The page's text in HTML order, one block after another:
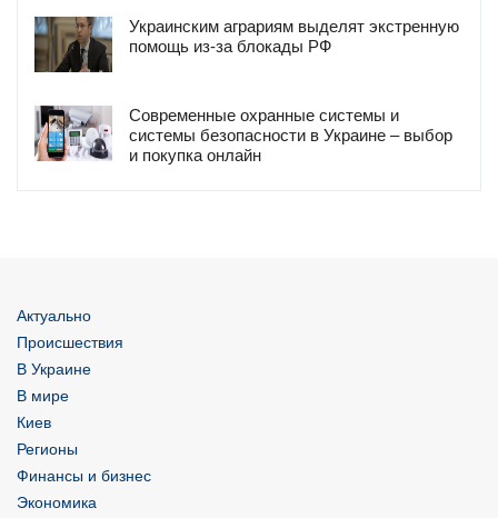
Украинским аграриям выделят экстренную
помощь из-за блокады РФ
Современные охранные системы и
системы безопасности в Украине – выбор
и покупка онлайн
Актуально
Происшествия
В Украине
В мире
Киев
Регионы
Финансы и бизнес
Экономика